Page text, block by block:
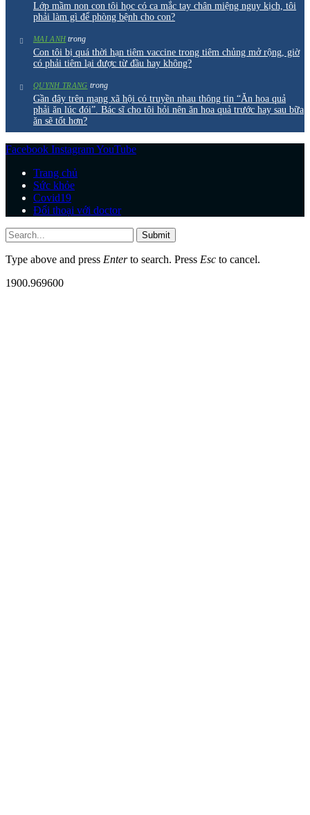
Lớp mầm non con tôi học có ca mắc tay chân miệng nguy kịch, tôi
phải làm gì để phòng bệnh cho con?
MAI ANH trong
Con tôi bị quá thời hạn tiêm vaccine trong tiêm chủng mở rộng, giờ
có phải tiêm lại được từ đầu hay không?
QUYNH TRANG trong
Gần đây trên mạng xã hội có truyền nhau thông tin “Ăn hoa quả
phải ăn lúc đói”. Bác sĩ cho tôi hỏi nên ăn hoa quả trước hay sau bữa
ăn sẽ tốt hơn?
Facebook InstagramYouTube
Trang chủ
Sức khỏe
Covid19
Đối thoại với doctor
Submit
Type above and press Enterto search. Press Esc to cancel.
1900.969600